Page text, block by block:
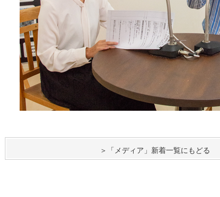
＞「メディア」新着一覧にもどる